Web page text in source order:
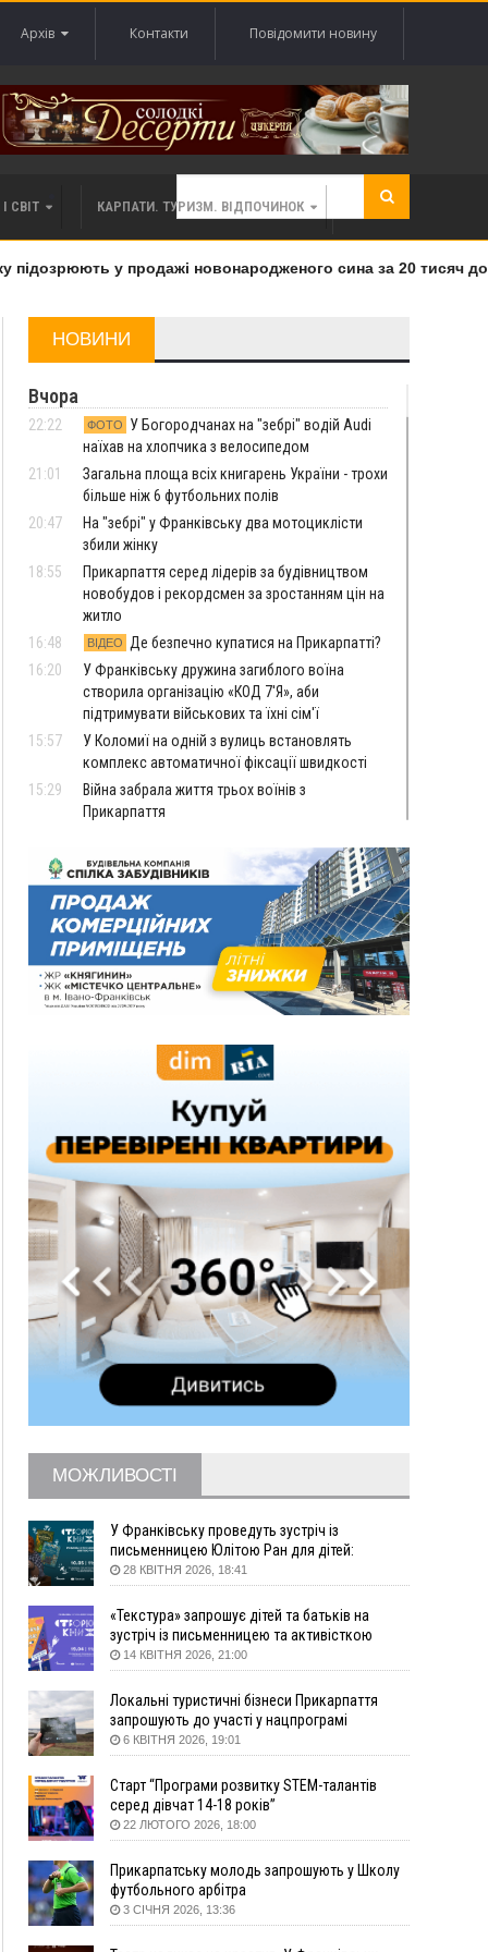
Архів Контакти Повідомити новину
СВІТ КАРПАТИ. ТУРИЗМ. ВІДПОЧИНОК
у продажі новонародженого сина за 20 тисяч
НОВИНИ
Вчора
22:22 ФОТО
У Богородчанах на "зебрі" водій Audi
наїхав на хлопчика з велосипедом
21:01
Загальна площа всіх книгарень України - трохи
більше ніж 6 футбольних полів
20:47
На "зебрі" у Франківську два мотоциклісти
збили жінку
18:55
Прикарпаття серед лідерів за будівництвом
новобудов і рекордсмен за зростанням цін на
житло
16:48
ВІДЕО
Де безпечно купатися на Прикарпатті?
16:20
У Франківську дружина загиблого воїна
створила організацію «КОД 7'Я», аби
підтримувати військових та їхні сім'ї
15:57
У Коломиї на одній з вулиць встановлять
комплекс автоматичної фіксації швидкості
15:29
Війна забрала життя трьох воїнів з
Прикарпаття
незаконного виключення
військовозобов’язаних з обліку
14:31
«Багато питань буде знято». На громадських
слуханнях в Яремче обговорили, як вирішити
питання джипінгу в Карпатах
13:54
5 «тихих» хвороб, які виявляє профілактичне
обстеження
приготування до нового руху
У Франківську зафіксували найбільшу спеку за
всю історію спостережень
Лікування наркоманії Київ: чому важливо
розпочати терапію якомога раніше
12:00
Франківця, який у Косові викрав за магазину
понад 640 тисяч гривень у валюті, засудили до
5 років
11:50
Податкова передасть в Міноборони для
"Оберегу" дані про чоловіків 18–60 років
Водійка, яку на Сухомлинського побив інший
керманич, відмовилася від обвинувачення —
справу закрили
У Франківську, Коломиї, Долині та Яремче 6
серпня зафіксували рекордну спеку
09:22
АМКУ розпочав справу проти Гвіздецької
податку
08:54
Синоптики попереджають про значний дощ на
Прикарпатті до кінця п'ятниці
08:45
Нафтогазову площу на межі Прикарпаття та
Львівщини повторно виставили на аукціон за
830 млн
06 Серпня
18:46 ФОТО У Польщі невідомі скоїли наругу над
могилою УПА
кораблі берегової охорони фсб у Керчі
17:17
ВІДЕО
Скарби Музею писанкового розпису
побачать далеко за межами Коломиї
16:42
Поблизу Франківська п'яний на Chevrolet
втікав від поліції
16:27
На Прикарпатті триває декларування
МОЖЛИВОСТІ
У Франківську проведуть зустріч із
письменницею Юлітою Ран для дітей:
говоритимуть про серію книг про Мавку
28 КВІТНЯ 2026, 18:41
«Текстура» запрошує дітей та батьків на
зустріч із письменницею та активісткою
Анною Повх
14 КВІТНЯ 2026, 21:00
Локальні туристичні бізнеси Прикарпаття
запрошують до участі у нацпрограмі
«Подорож до себе»
6 КВІТНЯ 2026, 19:01
Старт “Програми розвитку STEM-талантів
серед дівчат 14-18 років”
22 ЛЮТОГО 2026, 18:00
Прикарпатську молодь запрошують у Школу
футбольного арбітра
3 СІЧНЯ 2026, 13:36